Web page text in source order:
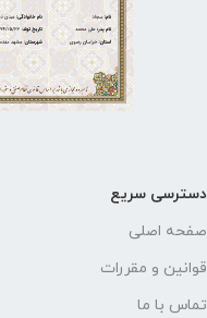
سریع
مقررات
ما